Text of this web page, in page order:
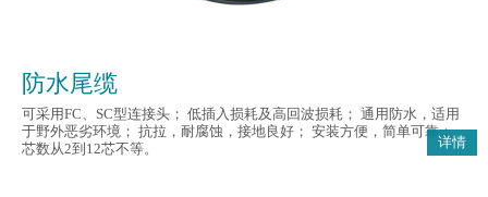
防水尾缆
可采用FC、SC型连接头； 低插入损耗及高回波损耗； 通用防水，适用
于野外恶劣环境； 抗拉，耐腐蚀，接地良好； 安装方便，简单可靠；
芯数从2到12芯不等。
详情